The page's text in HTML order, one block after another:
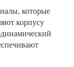
которые
корпусу